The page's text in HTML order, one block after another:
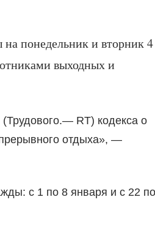
понедельник и вторник
выходных и
RT) кодекса о
отдыха», —
с 1 по 8 января и с 22 по